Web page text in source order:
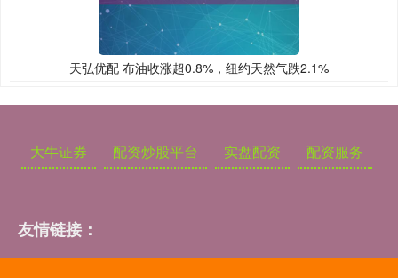
天弘优配 布油收涨超0.8%，纽约天然气跌2.1%
大牛证券 配资炒股平台 实盘配资 配资服务
友情链接：